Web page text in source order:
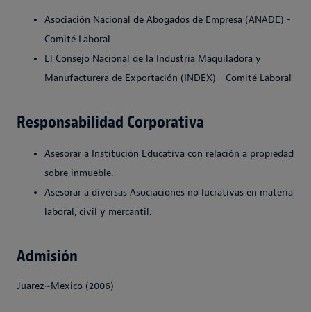
Asociación Nacional de Abogados de Empresa (ANADE) -
Comité Laboral
El Consejo Nacional de la Industria Maquiladora y
Manufacturera de Exportación (INDEX) - Comité Laboral
Responsabilidad Corporativa
Asesorar a Institución Educativa con relación a propiedad
sobre inmueble.
Asesorar a diversas Asociaciones no lucrativas en materia
laboral, civil y mercantil.
Admisión
Juarez~Mexico (2006)